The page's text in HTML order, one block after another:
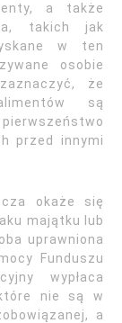
a także
takich jak
w ten
osobie
że
są
przed innymi
okaże się
majątku lub
uprawniona
Funduszu
wypłaca
nie są w
a